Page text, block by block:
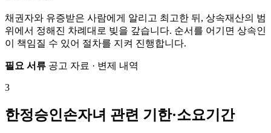
채권자와 유증받은 사람에게 알리고 최고한 뒤, 상속재산의 범
위에서 정해진 차례대로 빚을 갚습니다. 순서를 어기면 상속인
이 책임질 수 있어 절차를 지켜 진행합니다.
필요 서류 공고 자료 · 변제 내역
3
한정승인손자녀 관련 기한·소요기간